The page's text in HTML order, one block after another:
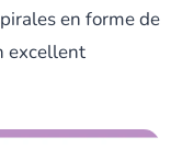
en forme de
excellent